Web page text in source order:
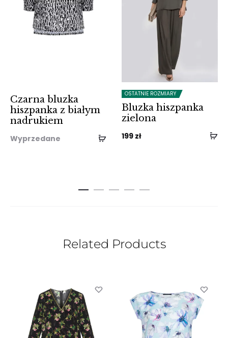
Czarna bluzka
hiszpanka z białym
nadrukiem
Wyprzedane
OSTATNIE ROZMIARY
Bluzka hiszpanka
zielona
199 zł
Related Products